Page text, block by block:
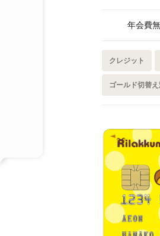
年会費
クレジット
ゴールド切替え